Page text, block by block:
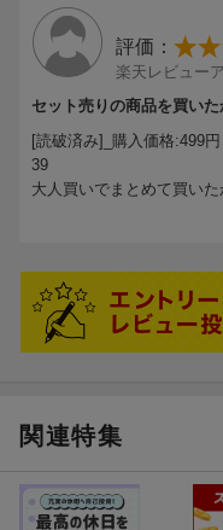
評価：
楽天レビュー
セット売りの商品を買いた
[読破済み]_購入価格:499円
39
大人買いでまとめて買い
関連特集